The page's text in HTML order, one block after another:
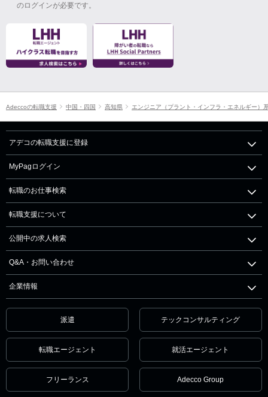
のログインが必要です。
Adeccoの転職支援 中国・四国 高知県 エンジニア（プラント・インフラ・エネルギー）
アデコの転職支援に登録
MyPagログイン
転職のお仕事検索
転職支援について
公開中の求人検索
Q&A・お問い合わせ
企業情報
派遣 テックコンサルティング
転職エージェント 就活エージェント
フリーランス Adecco Group